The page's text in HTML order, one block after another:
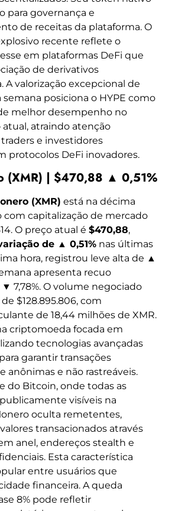
para governança e
de receitas da plataforma. O
recente reflete o
em plataformas DeFi que
de derivativos
A valorização excepcional de
semana posiciona o HYPE como
melhor desempenho no
atraindo atenção
e investidores
protocolos DeFi inovadores.
(XMR) | $470,88 ▲ 0,51%
(XMR) está na décima
com capitalização de mercado
O preço atual é $470,88,
de ▲ 0,51% nas últimas
hora, registrou leve alta de ▲
apresenta recuo
7,78%. O volume negociado
$128.895.806, com
de 18,44 milhões de XMR.
criptomoeda focada em
tecnologias avançadas
garantir transações
anônimas e não rastreáveis.
do Bitcoin, onde todas as
visíveis na
oculta remetentes,
transacionados através
anel, endereços stealth e
Esta característica
entre usuários que
financeira. A queda
8% pode refletir